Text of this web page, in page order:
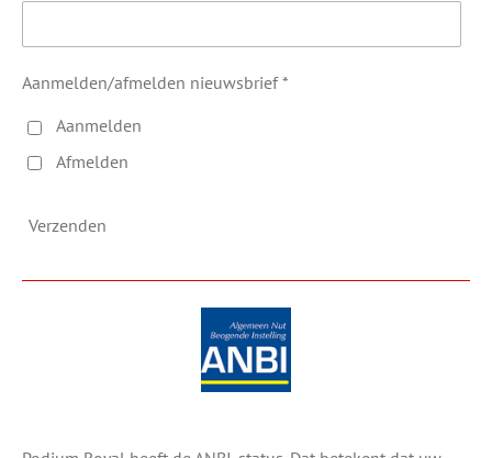
Aanmelden/afmelden nieuwsbrief *
Aanmelden
Afmelden
Verzenden